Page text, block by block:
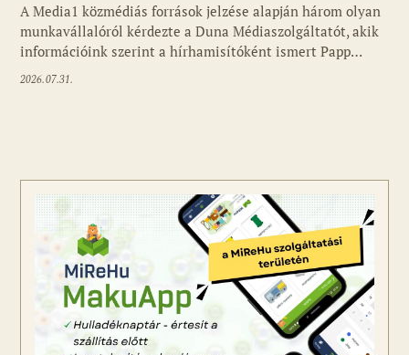
A Media1 közmédiás források jelzése alapján három olyan
munkavállalóról kérdezte a Duna Médiaszolgáltatót, akik
információink szerint a hírhamisítóként ismert Papp…
2026.07.31.